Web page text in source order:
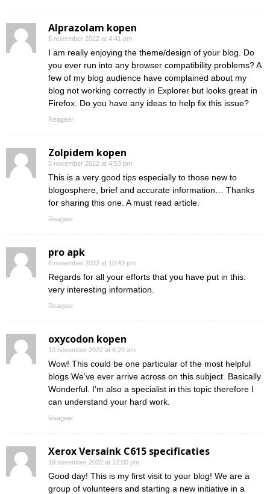
Alprazolam kopen
5 november 2022 at 4:41 pm
I am really enjoying the theme/design of your blog. Do
you ever run into any browser compatibility problems? A
few of my blog audience have complained about my
blog not working correctly in Explorer but looks great in
Firefox. Do you have any ideas to help fix this issue?
Reageer
Zolpidem kopen
5 november 2022 at 4:53 pm
This is a very good tips especially to those new to
blogosphere, brief and accurate information… Thanks
for sharing this one. A must read article.
Reageer
pro apk
6 november 2022 at 10:43 pm
Regards for all your efforts that you have put in this.
very interesting information.
Reageer
oxycodon kopen
13 november 2022 at 6:20 am
Wow! This could be one particular of the most helpful
blogs We’ve ever arrive across on this subject. Basically
Wonderful. I’m also a specialist in this topic therefore I
can understand your hard work.
Reageer
Xerox Versaink C615 specificaties
19 november 2022 at 12:00 pm
Good day! This is my first visit to your blog! We are a
group of volunteers and starting a new initiative in a